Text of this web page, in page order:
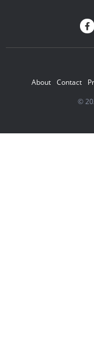
About Contact
©